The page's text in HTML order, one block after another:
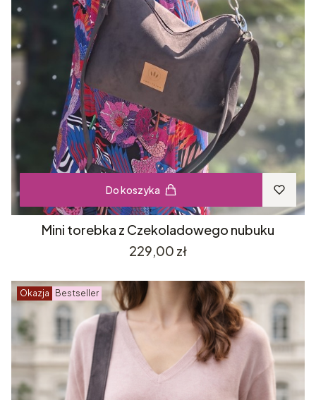
Do koszyka
Mini torebka z Czekoladowego nubuku
Cena
229,00 zł
Okazja Bestseller